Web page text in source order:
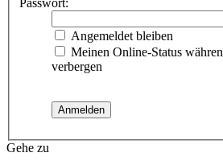
Angemeldet bleiben
Meinen Online-Status
verbergen
Gehe zu